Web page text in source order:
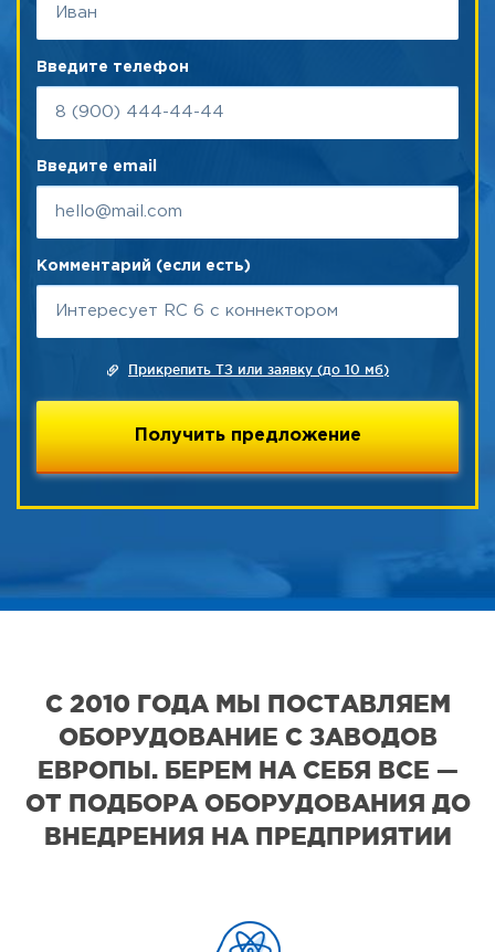
Введите телефон
Введите email
Комментарий (если есть)
Прикрепить ТЗ или заявку (до 10 мб)
С 2010 ГОДА МЫ ПОСТАВЛЯЕМ
ОБОРУДОВАНИЕ С ЗАВОДОВ
ЕВРОПЫ. БЕРЕМ НА СЕБЯ ВСЕ —
ОТ ПОДБОРА ОБОРУДОВАНИЯ ДО
ВНЕДРЕНИЯ НА ПРЕДПРИЯТИИ